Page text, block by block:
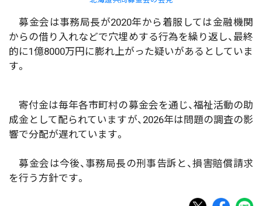
募金会は事務局長が2020年から着服しては金融機関
からの借り入れなどで穴埋めする行為を繰り返し、最終
的に1億8000万円に膨れ上がった疑いがあるとしていま
す。
寄付金は毎年各市町村の募金会を通じ、福祉活動の助
成金として配られていますが、2026年は問題の調査の影
響で分配が遅れています。
募金会は今後、事務局長の刑事告訴と、損害賠償請求
を行う方針です。